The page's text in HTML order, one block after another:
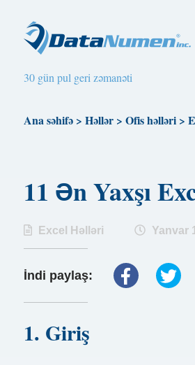
30 gün pul geri zəmanəti
Ana səhifə> Həllər> Ofis həlləri>
11 Ən Yaxşı
Excel Həlləri Yanvar
İndi paylaş:
1. Giriş